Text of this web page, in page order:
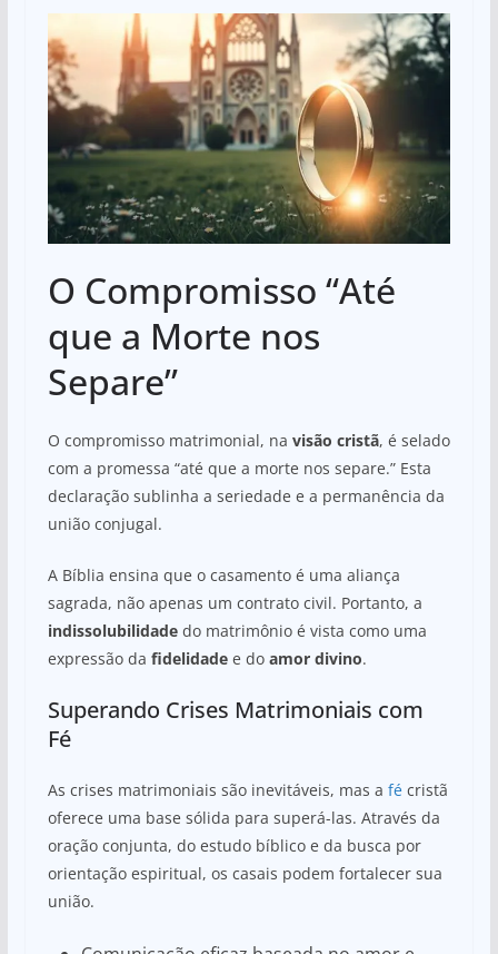
O Compromisso “Até
que a Morte nos
Separe”
O compromisso matrimonial, na visão cristã, é selado
com a promessa “até que a morte nos separe.” Esta
declaração sublinha a seriedade e a permanência da
união conjugal.
A Bíblia ensina que o casamento é uma aliança
sagrada, não apenas um contrato civil. Portanto, a
indissolubilidadedo matrimônio é vista como uma
expressão da fidelidadee do amor divino.
Superando Crises Matrimoniais com
Fé
As crises matrimoniais são inevitáveis, mas a fécristã
oferece uma base sólida para superá-las. Através da
oração conjunta, do estudo bíblico e da busca por
orientação espiritual, os casais podem fortalecer sua
união.